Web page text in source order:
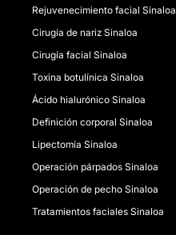
Rejuvenecimiento facial Sinaloa
Cirugía de nariz Sinaloa
Cirugía facial Sinaloa
Toxina botulínica Sinaloa
Ácido hialurónico Sinaloa
Definición corporal Sinaloa
Lipectomía Sinaloa
Operación párpados Sinaloa
Operación de pecho Sinaloa
Tratamientos faciales Sinaloa